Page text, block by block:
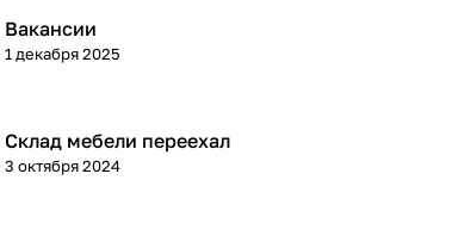
Вакансии
1 декабря 2025
Склад мебели переехал
3 октября 2024